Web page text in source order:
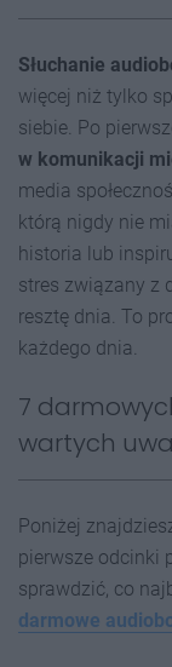
Słuchanie
więcej niż tylko
siebie. Po
w komunikacji
media
którą nigdy nie
historia lub
stres związany z
resztę dnia. To
każdego dnia.
7
wartych
Poniżej
pierwsze odcinki
sprawdzić, co
darmowe